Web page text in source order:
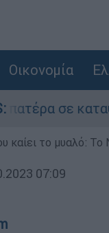
Οικονομία
σε
καίει το μυαλό:
07:09